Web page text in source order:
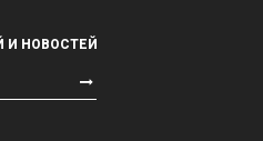
И НОВОСТЕЙ